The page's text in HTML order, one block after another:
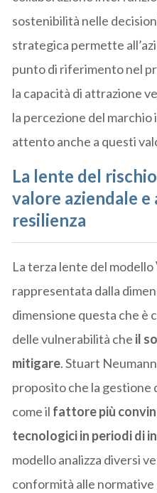
sostenibilità nelle
strategica permette
punto di riferimento nel
la capacità di attrazione
la percezione del
attento anche a questi
La lente del
valore aziendale e
resilienza
La terza lente del modello
rappresentata dalla
dimensione questa che è
delle vulnerabilità che il
mitigare. Stuart
proposito che la gestione
come il fattore più
tecnologici in periodi di
modello analizza diversi
conformità alle normative